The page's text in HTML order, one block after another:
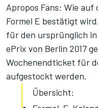
Apropos Fans: Wie
Formel E bestätigt
für den ursprünglich
ePrix von Berlin 2017
Wochenendticket für
aufgestockt werden.
Übersicht: